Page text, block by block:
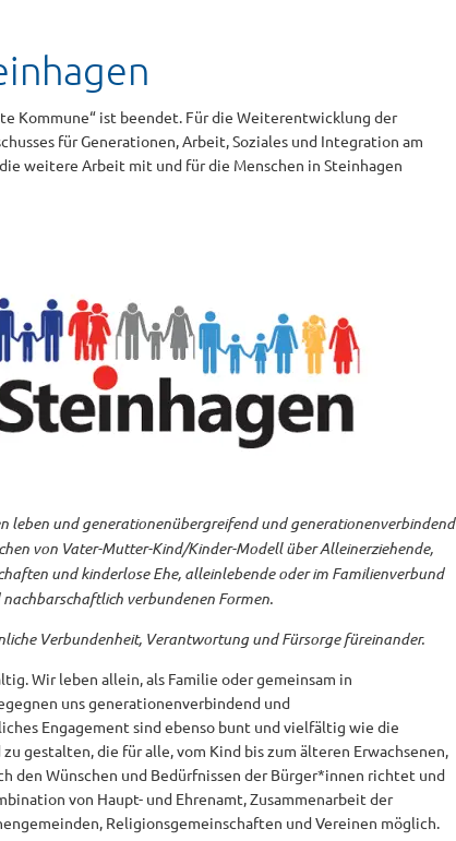
Kommune“ ist beendet. Für die Weiterentwicklung der
für Generationen, Arbeit, Soziales und Integration am
weitere Arbeit mit und für die Menschen in Steinhagen
leben und generationenübergreifend und generationenverbindend
von Vater-Mutter-Kind/Kinder-Modell über Alleinerziehende,
und kinderlose Ehe, alleinlebende oder im Familienverbund
verbundenen Formen.
Verbundenheit, Verantwortung und Fürsorge füreinander.
Wir leben allein, als Familie oder gemeinsam in
uns generationenverbindend und
Engagement sind ebenso bunt und vielfältig wie die
gestalten, die für alle, vom Kind bis zum älteren Erwachsenen,
den Wünschen und Bedürfnissen der Bürger*innen richtet und
von Haupt- und Ehrenamt, Zusammenarbeit der
Religionsgemeinschaften und Vereinen möglich.